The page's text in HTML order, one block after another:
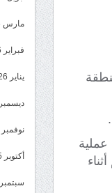
عملية
مارس 2026
فبراير 2026
يناير 2026
ديسمبر 2025
نوفمبر 2025
أكتوبر 2025
سبتمبر 2025